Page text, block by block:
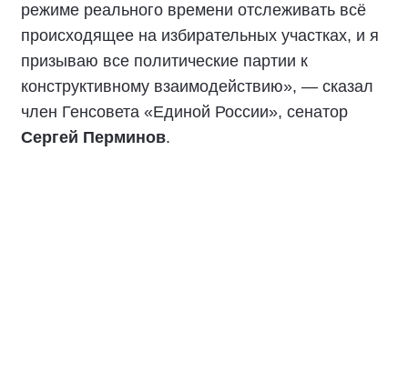
режиме реального времени отслеживать всё
происходящее на избирательных участках, и я
призываю все политические партии к
конструктивному взаимодействию», — сказал
член Генсовета «Единой России», сенатор
Сергей Перминов.